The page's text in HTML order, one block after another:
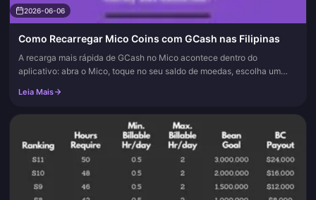
2026-06-06
Como Recarregar Mico Coins com GCash nas Filipinas
A recarga mais rápida de GCash no Mico acontece dentro do
aplicativo: abra o Mico, toque no seu saldo de moedas, escolha um
em qualqu...
Leia Mais